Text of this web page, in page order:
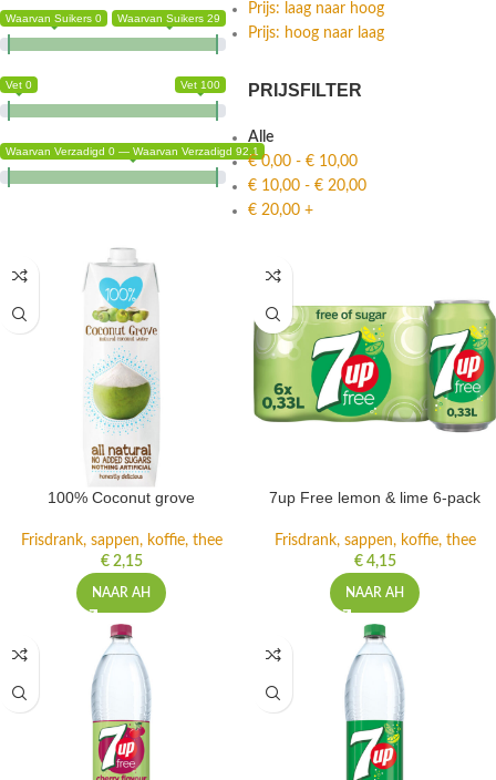
Waarvan Suikers 0 Waarvan Suikers 29
Vet 0 Vet 100
Waarvan Verzadigd 0 — Waarvan Verzadigd 92.1
Prijs: laag naar hoog
Prijs: hoog naar laag
PRIJSFILTER
Alle
€0,00 - € 10,00
€ 10,00 - € 20,00
€ 20,00 +
100% Coconut grove
Frisdrank, sappen, koffie, thee
€2,15
NAAR AH
7up Free lemon & lime 6-pack
Frisdrank, sappen, koffie, thee
€4,15
NAAR AH